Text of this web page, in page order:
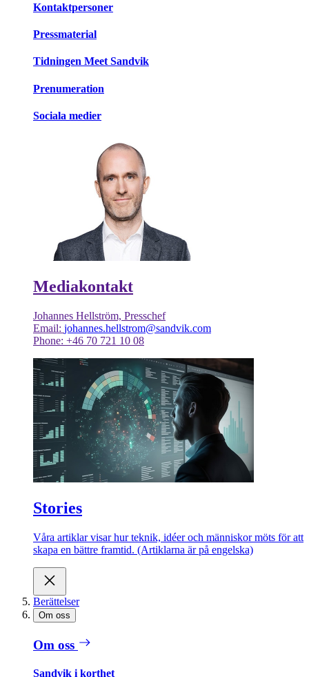
Kontaktpersoner
Pressmaterial
Tidningen Meet Sandvik
Prenumeration
Sociala medier
Mediakontakt
Johannes Hellström, Presschef
Email: johannes.hellstrom@sandvik.com
Phone: +46 70 721 10 08
Stories
Våra artiklar visar hur teknik, idéer och människor möts för att
skapa en bättre framtid. (Artiklarna är på engelska)
Berättelser
Om oss
Om oss
Sandvik i korthet